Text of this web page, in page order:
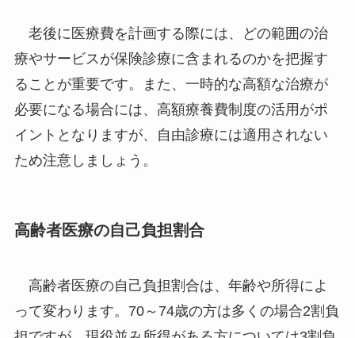
老後に医療費を計画する際には、どの範囲の治
療やサービスが保険診療に含まれるのかを把握す
ることが重要です。また、一時的な高額な治療が
必要になる場合には、高額療養費制度の活用がポ
イントとなりますが、自由診療には適用されない
ため注意しましょう。
高齢者医療の自己負担割合
高齢者医療の自己負担割合は、年齢や所得によ
って変わります。70～74歳の方は多くの場合2割負